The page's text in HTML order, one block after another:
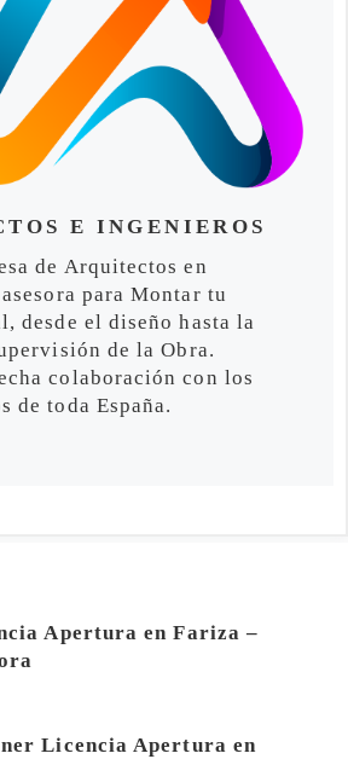
E INGENIEROS
de Arquitectos en
para Montar tu
desde el diseño hasta la
de la Obra.
colaboración con los
de toda España.
Apertura en Fariza –
Licencia Apertura en